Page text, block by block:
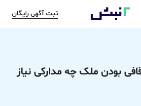
ثبت آگهی رایگان
بودن ملک چه مدارکی نیاز